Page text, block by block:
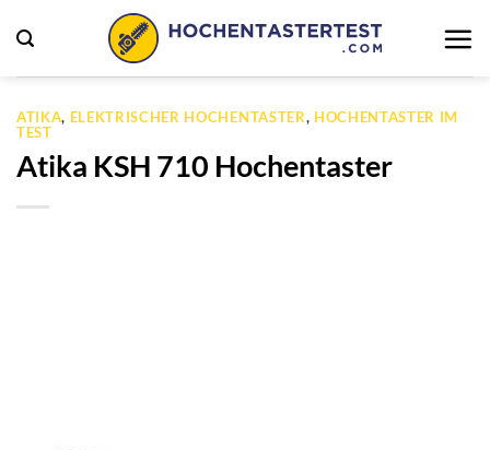
Inhalt
springen
ATIKA, ELEKTRISCHER HOCHENTASTER, HOCHENTASTER IM
TEST
Atika KSH 710 Hochentaster